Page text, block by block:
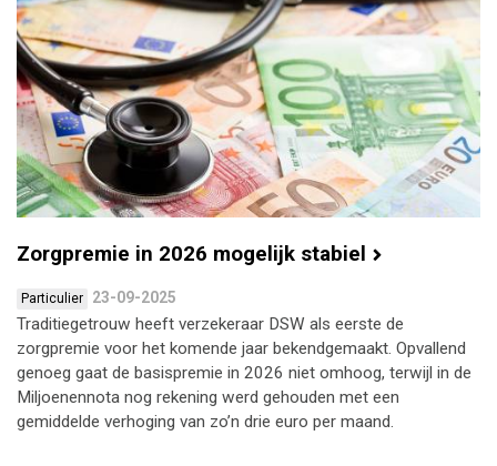
Zorgpremie in 2026 mogelijk stabiel
Particulier 23-09-2025
Traditiegetrouw heeft verzekeraar DSW als eerste de
zorgpremie voor het komende jaar bekendgemaakt. Opvallend
genoeg gaat de basispremie in 2026 niet omhoog, terwijl in de
Miljoenennota nog rekening werd gehouden met een
gemiddelde verhoging van zo’n drie euro per maand.